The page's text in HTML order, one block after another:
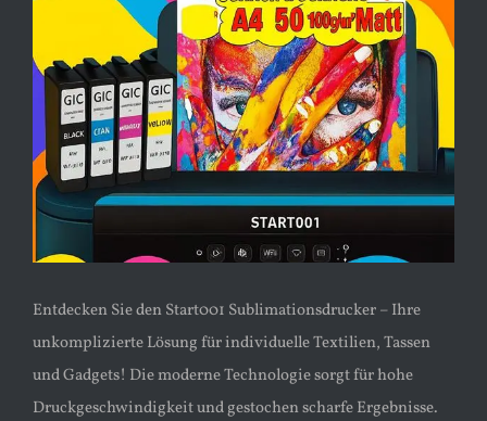
Entdecken Sie den Start001 Sublimationsdrucker – Ihre
unkomplizierte Lösung für individuelle Textilien, Tassen
und Gadgets! Die moderne Technologie sorgt für hohe
Druckgeschwindigkeit und gestochen scharfe Ergebnisse.